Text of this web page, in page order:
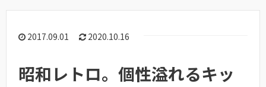
2017.09.01 2020.10.16
昭和レトロ。個性溢れるキッ